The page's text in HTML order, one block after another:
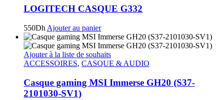
LOGITECH CASQUE G332
550Dh Ajouter au panier
Ajouter à la liste de souhaits
ACCESSOIRES, CASQUE & AUDIO
Casque gaming MSI Immerse GH20 (S37-
2101030-SV1)